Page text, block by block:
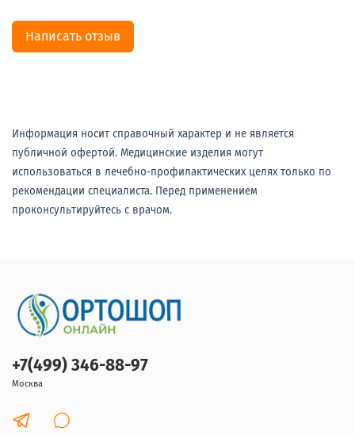
Написать отзыв
Информация носит справочный характер и не является
публичной офертой. Медицинские изделия могут
использоваться в лечебно-профилактических целях только по
рекомендации специалиста. Перед применением
проконсультируйтесь с врачом.
+7(499) 346-88-97
Москва